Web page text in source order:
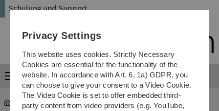
Skip
Skip
Skip
Skip
Schulung und Support
Menu
schulung ... Seitenstrukturierung
Privacy Settings
This website uses cookies. Strictly Necessary
Cookies are essential for the functionality of the
website. In accordance with Art. 6, 1a) GDPR, you
can choose to give your consent to a Video Cookie.
The Video Cookie is set to offer embedded third-
party content from video providers (e.g. YouTube,